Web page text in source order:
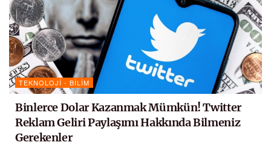
TEKNOLOJI - BILIM
Binlerce Dolar Kazanmak Mümkün! Twitter
Reklam Geliri Paylaşımı Hakkında Bilmeniz
Gerekenler